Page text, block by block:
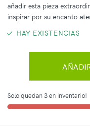
añadir esta pieza
inspirar por su encanto
HAY EXISTENCIAS
Solo quedan 3 en inventario!